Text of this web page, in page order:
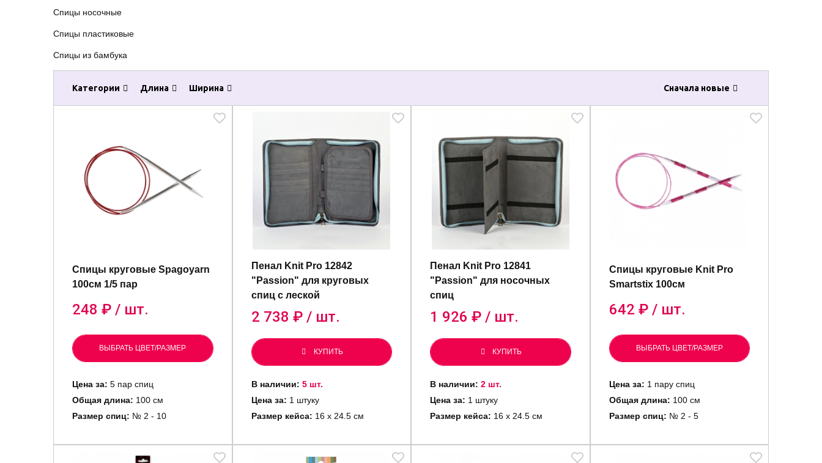
Спицы носочные
Спицы пластиковые
Спицы из бамбука
Категории Длина Ширина Сначала новые
Спицы круговые Spagoyarn
100см 1/5 пар
248 ₽ / шт.
ВЫБРАТЬ ЦВЕТ/РАЗМЕР
Цена за: 5 пар спиц
Общая длина: 100 см
Размер спиц: № 2 - 10
Пенал Knit Pro 12842
"Passion" для круговых
спиц с леской
2 738 ₽ / шт.
КУПИТЬ
В наличии: 5 шт.
Цена за: 1 штуку
Размер кейса: 16 x 24.5 см
Пенал Knit Pro 12841
"Passion" для носочных
спиц
1 926 ₽ / шт.
КУПИТЬ
В наличии: 2 шт.
Цена за: 1 штуку
Размер кейса: 16 x 24.5 см
Спицы круговые Knit Pro
Smartstix 100см
642 ₽ / шт.
ВЫБРАТЬ ЦВЕТ/РАЗМЕР
Цена за: 1 пару спиц
Общая длина: 100 см
Размер спиц: № 2 - 5